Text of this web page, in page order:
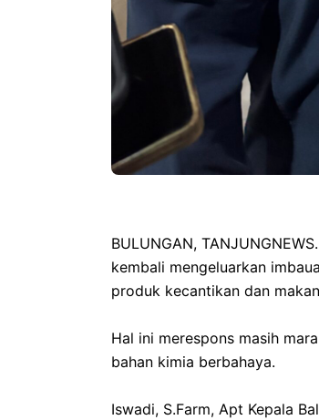
‎​BULUNGAN,
kembali mengeluarkan
produk kecantikan dan
‎Hal ini merespons masih
bahan kimia berbahaya.
‎Iswadi, S.Farm, Apt Kepala